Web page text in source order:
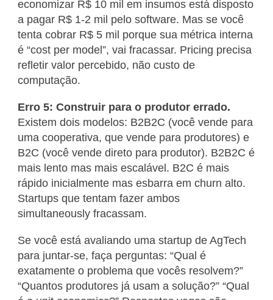
economizar R$ 10 mil em insumos está disposto
a pagar R$ 1-2 mil pelo software. Mas se você
tenta cobrar R$ 5 mil porque sua métrica interna
é “cost per model”, vai fracassar. Pricing precisa
refletir valor percebido, não custo de
computação.
Erro 5: Construir para o produtor errado.
Existem dois modelos: B2B2C (você vende para
uma cooperativa, que vende para produtores) e
B2C (você vende direto para produtor). B2B2C é
mais lento mas mais escalável. B2C é mais
rápido inicialmente mas esbarra em churn alto.
Startups que tentam fazer ambos
simultaneously fracassam.
Se você está avaliando uma startup de AgTech
para juntar-se, faça perguntas: “Qual é
exatamente o problema que vocês resolvem?”
“Quantos produtores já usam a solução?” “Qual